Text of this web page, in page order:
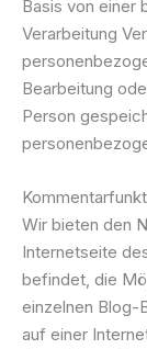
Basis von einer
Verarbeitung
Bearbeitung
Person
Wir bieten den
Internetseite
befindet, die
einzelnen Blog-
auf einer